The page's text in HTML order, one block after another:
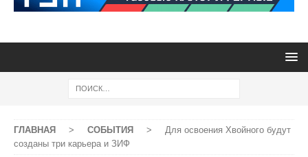
ГЛАВНАЯ > СОБЫТИЯ >
Для освоения Хвойного будут
созданы три карьера и ЗИФ